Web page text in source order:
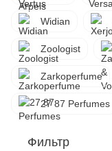
Widian
Zoologist
Zarkoperfume
27 87 Perfumes
Фильтр